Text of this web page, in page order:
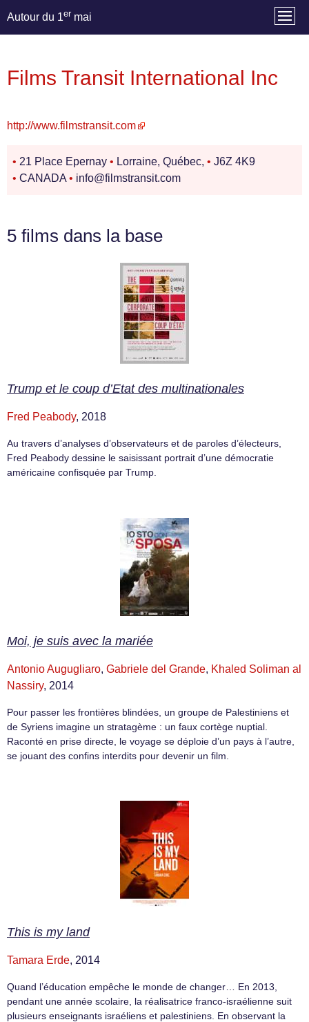
Autour du 1er mai
Films Transit International Inc
http://www.filmstransit.com
• 21 Place Epernay • Lorraine, Québec, • J6Z 4K9
• CANADA • info@filmstransit.com
5 films dans la base
Trump et le coup d’Etat des multinationales
Fred Peabody, 2018
Au travers d’analyses d’observateurs et de paroles d’électeurs,
Fred Peabody dessine le saisissant portrait d’une démocratie
américaine confisquée par Trump.
Moi, je suis avec la mariée
Antonio Augugliaro, Gabriele del Grande, Khaled Soliman al
Nassiry, 2014
Pour passer les frontières blindées, un groupe de Palestiniens et
de Syriens imagine un stratagème : un faux cortège nuptial.
Raconté en prise directe, le voyage se déploie d’un pays à l’autre,
se jouant des confins interdits pour devenir un film.
This is my land
Tamara Erde, 2014
Quand l’éducation empêche le monde de changer… En 2013,
pendant une année scolaire, la réalisatrice franco-israélienne suit
plusieurs enseignants israéliens et palestiniens. En observant la